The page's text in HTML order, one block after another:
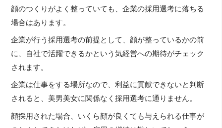
顔のつくりがよく整っていても、企業の採用選考に落ちる
場合はあります。
企業が行う採用選考の前提として、顔が整っているかの前
に、自社で活躍できるかという気経営への期待がチェック
されます。
企業は仕事をする場所なので、利益に貢献できないと判断
されると、美男美女に関係なく採用選考に通りません。
顔採用された場合、いくら顔が良くても与えられる仕事が